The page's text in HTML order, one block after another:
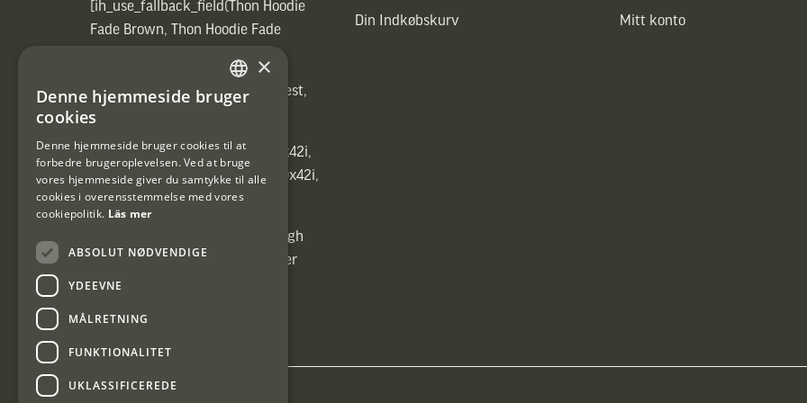
[ih_use_fallback_field(Thon Hoodie
Fade Brown, Thon Hoodie Fade
[ih_use_fallback_field(Heated vest,
Heated vest)]
[ih_use_fallback_field(C6 1,7-10x42i,
6ggr förstoringsväxel!, C6 1,7-10x42i,
6ggr förstoringsväxel!)]
[ih_use_fallback_field(Carrier High
Energy Professional 15kg, Carrier
High Energy Professional 15kg)]
Din Indkøbskurv Mitt konto
SWEDISH
×
Denne hjemmeside bruger
cookies
Denne hjemmeside bruger cookies til at
forbedre brugeroplevelsen. Ved at bruge
vores hjemmeside giver du samtykke til alle
cookies i overensstemmelse med vores
cookiepolitik. Läs mer
ABSOLUT NØDVENDIGE
YDEEVNE
MÅLRETNING
FUNKTIONALITET
UKLASSIFICEREDE